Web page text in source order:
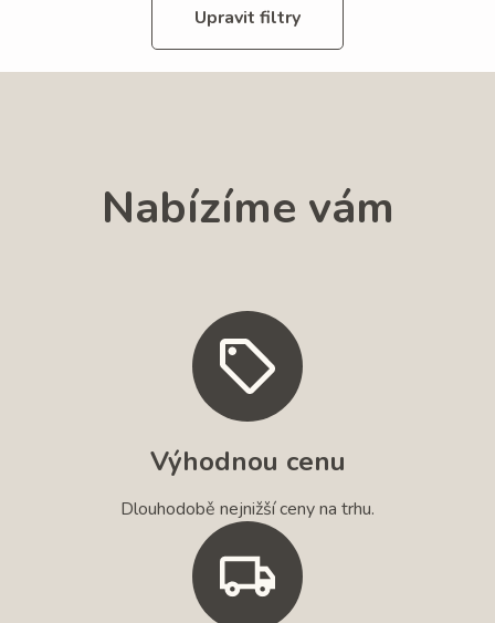
Upravit filtry
Nabízíme vám
Výhodnou cenu
Dlouhodobě nejnižší ceny na trhu.